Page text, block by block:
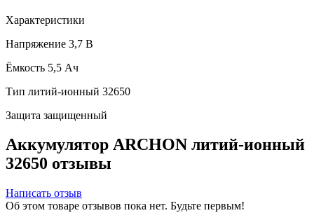
Характеристики
Напряжение 3,7 В
Ёмкость 5,5 Ач
Тип литий-ионный 32650
Защита защищенный
Аккумулятор ARCHON литий-ионный
32650 отзывы
Написать отзыв
Об этом товаре отзывов пока нет. Будьте первым!